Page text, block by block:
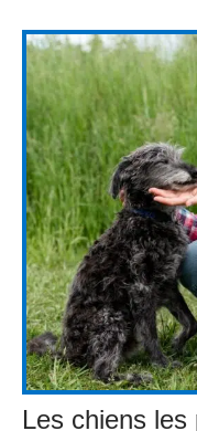
Les chiens